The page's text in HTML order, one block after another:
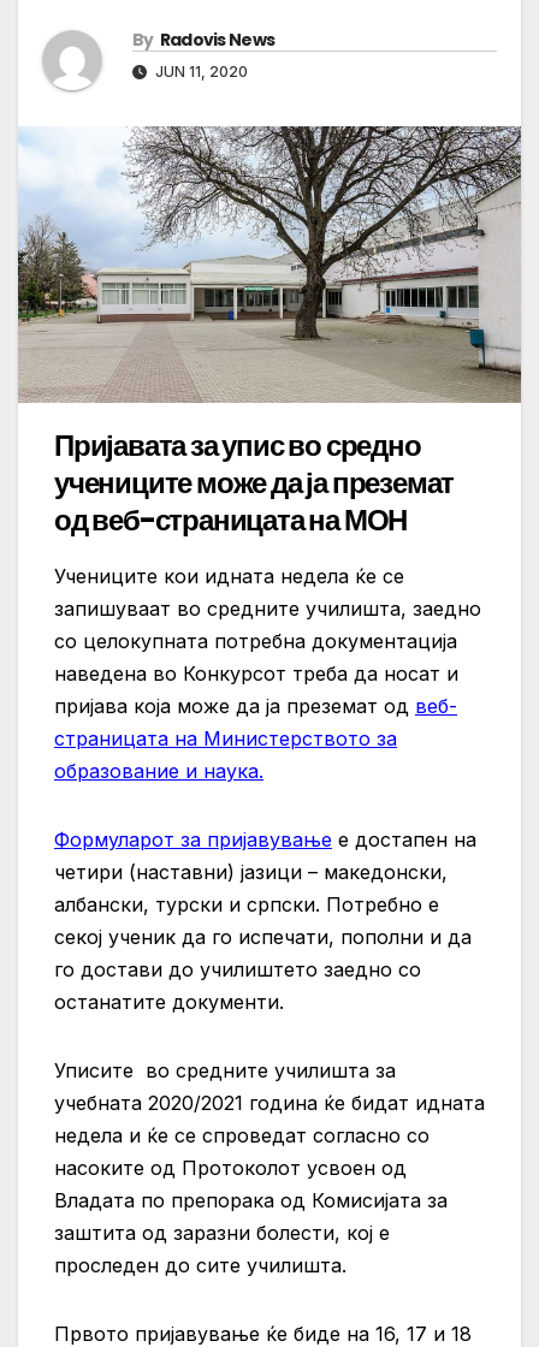
By Radovis News
JUN 11, 2020
Пријавата за упис во средно
учениците може да ја преземат
од веб-страницата на МОН
Учениците кои идната недела ќе се
запишуваат во средните училишта, заедно
со целокупната потребна документација
наведена во Конкурсот треба да носат и
пријава која може да ја преземат од веб-
страницата на Министерството за
образование и наука.
Формуларот за пријавување е достапен на
четири (наставни) јазици – македонски,
албански, турски и српски. Потребно е
секој ученик да го испечати, пополни и да
го достави до училиштето заедно со
останатите документи.
Уписите во средните училишта за
учебната 2020/2021 година ќе бидат идната
недела и ќе се спроведат согласно со
насоките од Протоколот усвоен од
Владата по препорака од Комисијата за
заштита од заразни болести, кој е
проследен до сите училишта.
Првото пријавување ќе биде на 16, 17 и 18